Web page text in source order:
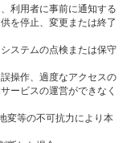
利⽤者に事前に通知する
を停⽌、変更または終了
ステムの点検または保守
操作、過度なアクセスの
ービスの運営ができなく
変等の不可抗⼒により本